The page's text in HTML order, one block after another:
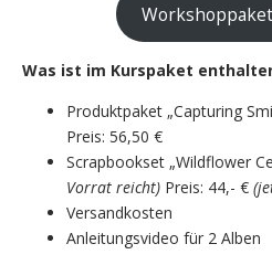
Was ist im Kurspaket
Produktpaket „Capturing
Preis: 56,50 €
Scrapbookset „Wildflower
Vorrat reicht) Preis: 44,- €
Versandkosten
Anleitungsvideo für 2 Alben